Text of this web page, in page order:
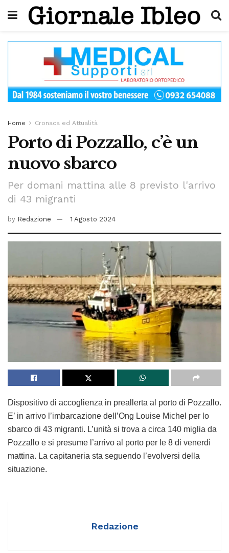
Home Cronaca ed Attualità
Porto di Pozzallo, c’è un
nuovo sbarco
Per domani mattina alle 8 previsto l'arrivo
di 43 migranti
by Redazione 1 Agosto 2024
Dispositivo di accoglienza in preallerta al porto di Pozzallo.
E’ in arrivo l’imbarcazione dell’Ong Louise Michel per lo
sbarco di 43 migranti. L’unità si trova a circa 140 miglia da
Pozzallo e si presume l’arrivo al porto per le 8 di venerdì
mattina. La capitaneria sta seguendo l’evolversi della
situazione.
Redazione